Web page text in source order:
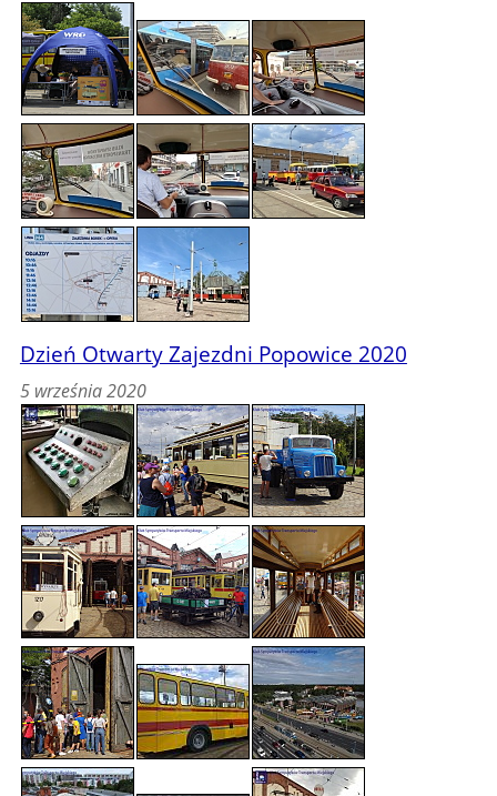
Dzień Otwarty Zajezdni Popowice 2020
5 września 2020